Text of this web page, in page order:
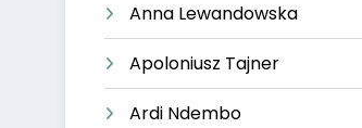
Anna Lewandowska
Apoloniusz Tajner
Ardi Ndembo